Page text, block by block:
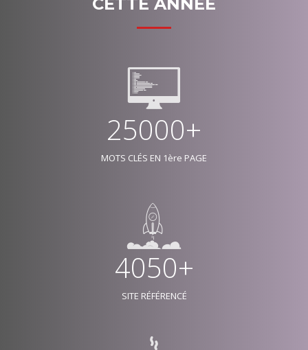
25000+
MOTS CLÉS EN 1ère PAGE
4050+
SITE RÉFÉRENCÉ